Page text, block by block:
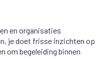
en organisaties
je doet frisse inzichten op
om begeleiding binnen